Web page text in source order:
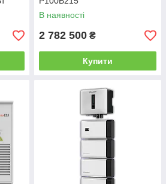
В наявності
2 782 500 ₴
Купити